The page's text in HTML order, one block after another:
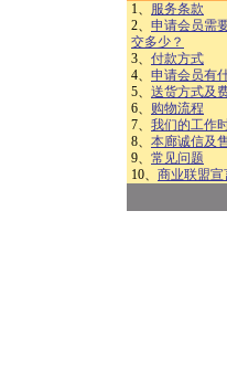
1、 服务条款
2、 申请会员需
交多少？
3、 付款方式
4、 申请会员有
5、 送货方式及
6、 购物流程
7、 我们的工作
8、 本廊诚信及
9、 常见问题
10、 商业联盟宣